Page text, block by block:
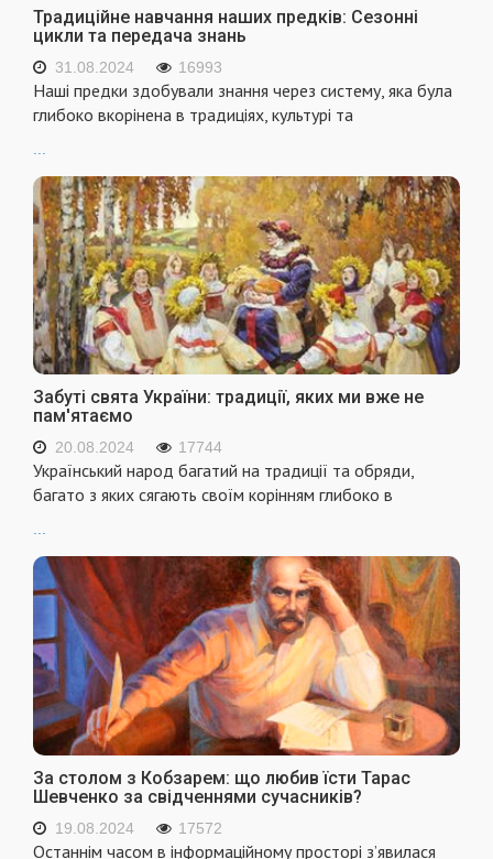
Традиційне навчання наших предків: Сезонні
цикли та передача знань
31.08.2024 16993
Наші предки здобували знання через систему, яка була
глибоко вкорінена в традиціях, культурі та
Забуті свята України: традиції, яких ми вже не
пам'ятаємо
20.08.2024 17744
Український народ багатий на традиції та обряди,
багато з яких сягають своїм корінням глибоко в
...
За столом з Кобзарем: що любив їсти Тарас
Шевченко за свідченнями сучасників?
19.08.2024 17572
Останнім часом в інформаційному просторі з’явилася